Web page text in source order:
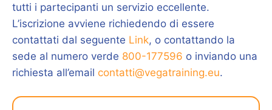
tutti i partecipanti un servizio eccellente.
L’iscrizione avviene richiedendo di essere
contattati dal seguente Link, o contattando la
sede al numero verde 800-177596 o inviando una
richiesta all’email contatti@vegatraining.eu.